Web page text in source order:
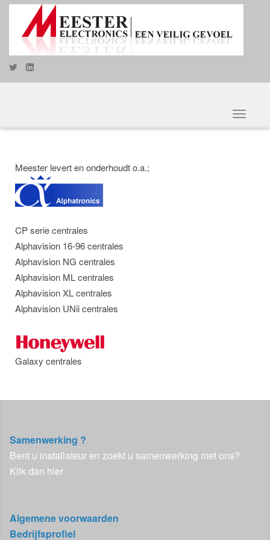
Toggle
Meester levert en onderhoudt o.a.;
CP serie centrales
Alphavision 16-96 centrales
Alphavision NG centrales
Alphavision ML centrales
Alphavision XL centrales
Alphavision UNii centrales
Galaxy centrales
Samenwerking ?
Bent u installateur en zoekt u samenwerking met ons?
Klik dan hier
Algemene voorwaarden
Bedrijfsprofiel